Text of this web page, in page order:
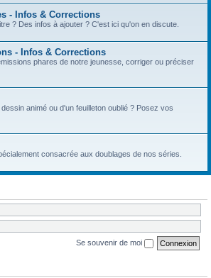
r
- Infos & Corrections
? Des infos à ajouter ? C'est ici qu'on en discute.
- Infos & Corrections
phares de notre jeunesse, corriger ou préciser
animé ou d'un feuilleton oublié ? Posez vos
consacrée aux doublages de nos séries.
Se souvenir de moi